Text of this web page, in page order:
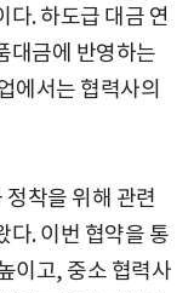
다. 하도급 대금 연
대금에 반영하는
에서는 협력사의
착을 위해 관련
다. 이번 협약을 통
이고, 중소 협력사